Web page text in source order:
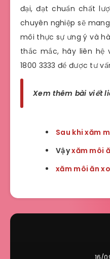
đại, đạt chuẩn chất
chuyên nghiệp sẽ
môi thực sự ưng ý và
thắc mắc, hãy liên hệ
1800 3333 để được tư
Xem thêm bài viết
Sau khi xăm
Vậyxăm môi
xăm môi ăn